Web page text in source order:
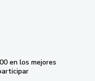
en los mejores